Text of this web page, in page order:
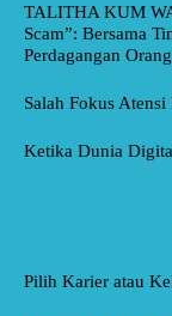
TALITHA KUM
Scam”: Bersama
Perdagangan
Salah Fokus Atensi
Ketika Dunia
Pilih Karier atau